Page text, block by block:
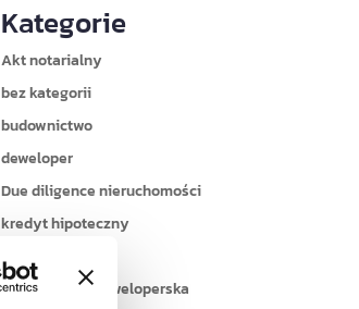
Kategorie
Akt notarialny
bez kategorii
budownictwo
deweloper
Due diligence nieruchomości
kredyt hipoteczny
nieruchomości
nowa ustawa deweloperska